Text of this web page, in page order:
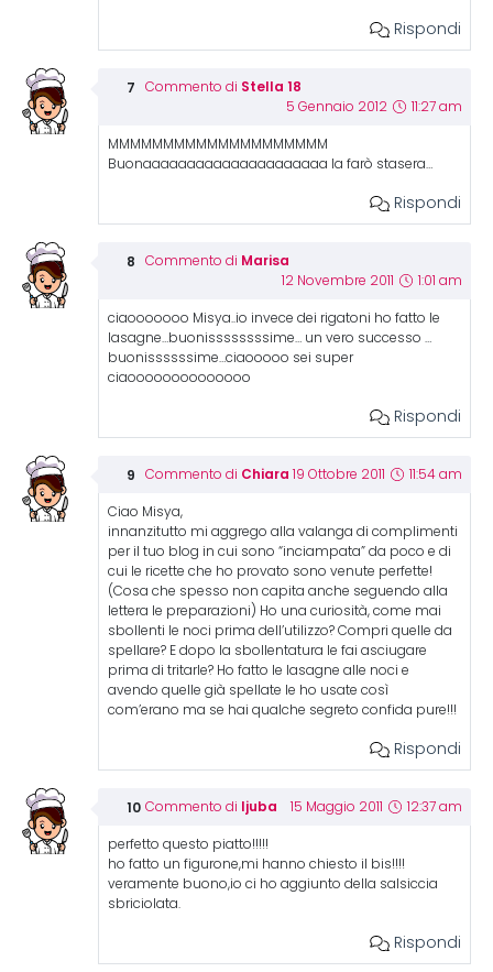
Rispondi
Commento di Stella 18
5 Gennaio 2012 11:27 am
MMMMMMMMMMMMMMMMMMMM
Buonaaaaaaaaaaaaaaaaaaaaa la farò stasera…
Rispondi
Commento di Marisa
12 Novembre 2011 1:01 am
ciaooooooo Misya..io invece dei rigatoni ho fatto le
lasagne…buonissssssssime… un vero successo …
buonissssssime…ciaooooo sei super
ciaoooooooooooooo
Rispondi
Commento di Chiara 19 Ottobre 2011 11:54 am
Ciao Misya,
innanzitutto mi aggrego alla valanga di complimenti
per il tuo blog in cui sono “inciampata” da poco e di
cui le ricette che ho provato sono venute perfette!
(Cosa che spesso non capita anche seguendo alla
lettera le preparazioni) Ho una curiosità, come mai
sbollenti le noci prima dell’utilizzo? Compri quelle da
spellare? E dopo la sbollentatura le fai asciugare
prima di tritarle? Ho fatto le lasagne alle noci e
avendo quelle già spellate le ho usate così
com’erano ma se hai qualche segreto confida pure!!!
Rispondi
Commento di ljuba 15 Maggio 2011 12:37 am
perfetto questo piatto!!!!!
ho fatto un figurone,mi hanno chiesto il bis!!!!
veramente buono,io ci ho aggiunto della salsiccia
sbriciolata.
Rispondi